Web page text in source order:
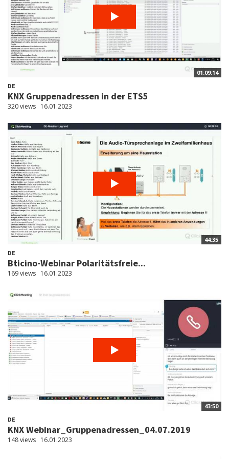
01:09:14
DE
KNX Gruppenadressen in der ETS5
320 views 16.01.2023
44:35
DE
Bticino-Webinar Polaritätsfreie...
169 views 16.01.2023
43:50
DE
KNX Webinar_Gruppenadressen_04.07.2019
148 views 16.01.2023